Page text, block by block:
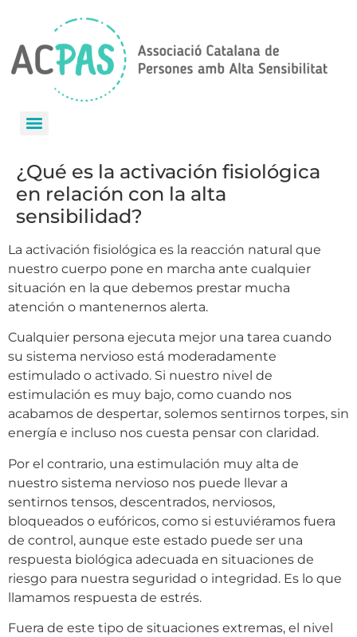
¿Qué es la activación fisiológica
en relación con la alta
sensibilidad?
La activación fisiológica es la reacción natural que
nuestro cuerpo pone en marcha ante cualquier
situación en la que debemos prestar mucha
atención o mantenernos alerta.
Cualquier persona ejecuta mejor una tarea cuando
su sistema nervioso está moderadamente
estimulado o activado. Si nuestro nivel de
estimulación es muy bajo, como cuando nos
acabamos de despertar, solemos sentirnos torpes, sin
energía e incluso nos cuesta pensar con claridad.
Por el contrario, una estimulación muy alta de
nuestro sistema nervioso nos puede llevar a
sentirnos tensos, descentrados, nerviosos,
bloqueados o eufóricos, como si estuviéramos fuera
de control, aunque este estado puede ser una
respuesta biológica adecuada en situaciones de
riesgo para nuestra seguridad o integridad. Es lo que
llamamos respuesta de estrés.
Fuera de este tipo de situaciones extremas, el nivel